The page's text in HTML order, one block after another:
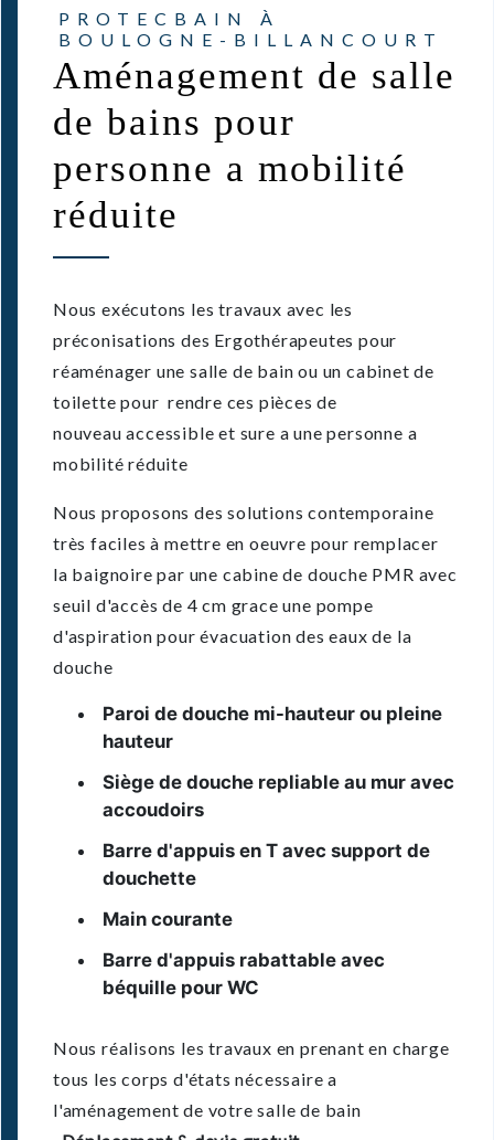
PROTECBAIN À
BOULOGNE-BILLANCOURT
Aménagement de salle
de bains pour
personne a mobilité
réduite
Nous exécutons les travaux avec les
préconisations des Ergothérapeutes pour
réaménager une salle de bain ou un cabinet de
toilette pour rendre ces pièces de
nouveau accessible et sure a une personne a
mobilité réduite
Nous proposons des solutions contemporaine
très faciles à mettre en oeuvre pour remplacer
la baignoire par une cabine de douche PMR avec
seuil d'accès de 4 cm grace une pompe
d'aspiration pour évacuation des eaux de la
douche
Paroi de douche mi-hauteur ou pleine
hauteur
Siège de douche repliable au mur avec
accoudoirs
Barre d'appuis en T avec support de
douchette
Main courante
Barre d'appuis rabattable avec
béquille pour WC
Nous réalisons les travaux en prenant en charge
tous les corps d'états nécessaire a
l'aménagement de votre salle de bain